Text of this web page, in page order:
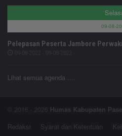
09-08-
Pelepasan Peserta Jambore
Lihat semua agenda ....
© 2016 - 2026 Humas Kabupaten
Redaksi
Syarat dan Ketentuan